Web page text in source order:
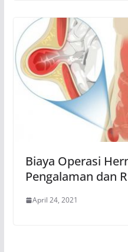
Biaya Operasi
Pengalaman dan
April 24, 2021